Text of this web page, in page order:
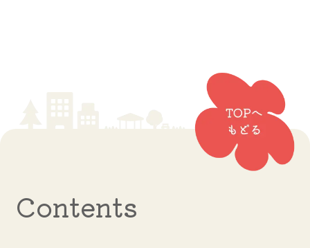
Contents